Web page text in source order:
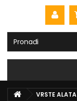
VRSTE ALATA